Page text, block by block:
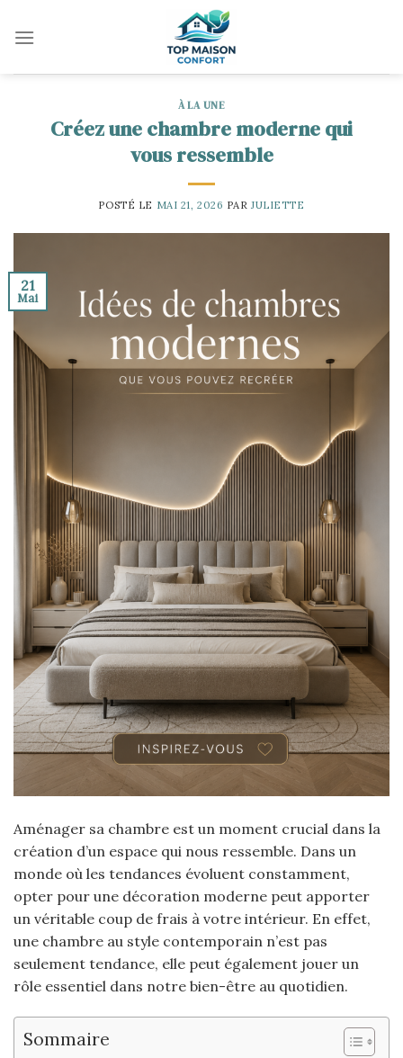
À LA UNE
Créez une chambre moderne qui
vous ressemble
POSTÉ LE MAI 21, 2026 PARJULIETTE
21
Mai
Aménager sa chambre est un moment crucial dans la
création d’un espace qui nous ressemble. Dans un
monde où les tendances évoluent constamment,
opter pour une décoration moderne peut apporter
un véritable coup de frais à votre intérieur. En effet,
une chambre au style contemporain n’est pas
seulement tendance, elle peut également jouer un
rôle essentiel dans notre bien-être au quotidien.
Sommaire